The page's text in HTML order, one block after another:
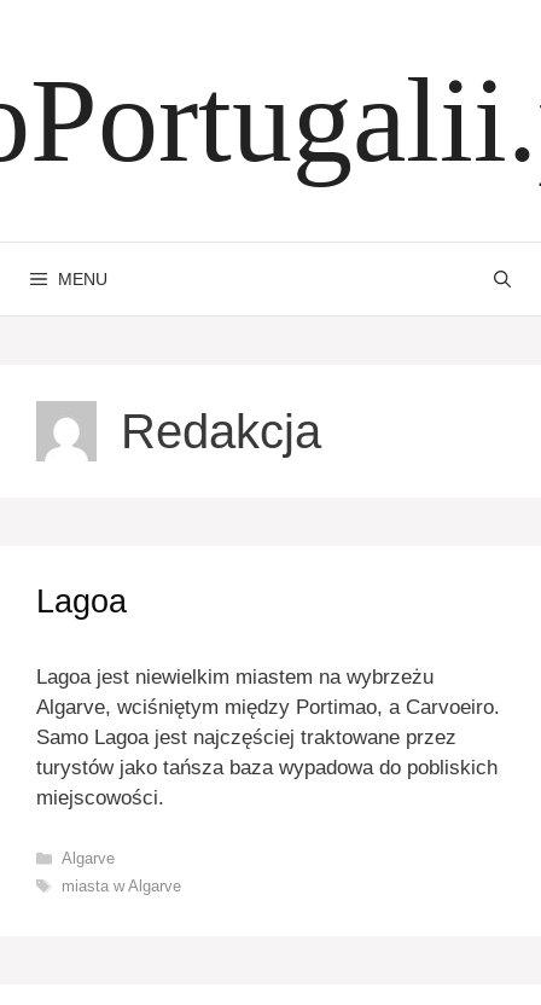
MENU
Redakcja
Lagoa
Lagoa jest niewielkim miastem na wybrzeżu
Algarve, wciśniętym między Portimao, a Carvoeiro.
Samo Lagoa jest najczęściej traktowane przez
turystów jako tańsza baza wypadowa do pobliskich
miejscowości.
Kategorie
Algarve
Tagi
miasta w Algarve